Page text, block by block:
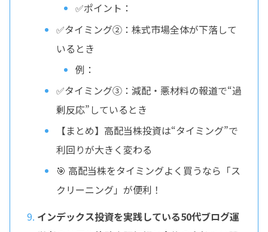
✅ポイント：
✅タイミング②：株式市場全体が下落して
いるとき
例：
✅タイミング③：減配・悪材料の報道で“過
剰反応”しているとき
【まとめ】高配当株投資は“タイミング”で
利回りが大きく変わる
🎯 高配当株をタイミングよく買うなら「ス
クリーニング」が便利！
インデックス投資を実践している50代ブログ運